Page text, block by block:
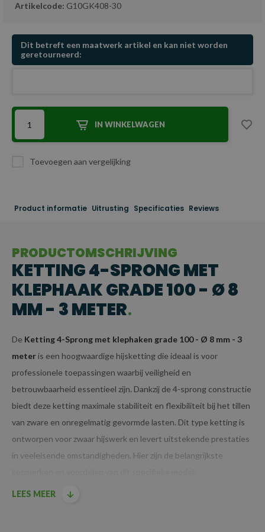
Artikelcode: G10GK408-30
Dit betreft een maatwerk artikel en kan niet worden
geretourneerd:
IN WINKELWAGEN
Toevoegen aan vergelijking
Product informatie Uitrusting Specificaties Reviews
PRODUCTOMSCHRIJVING
KETTING 4-SPRONG MET
KLEPHAAK GRADE 100 - Ø 8
MM - 3 METER
De Ketting 4-Sprong met klephaken grade 100 - Ø 8 mm - 3
meteris een hoogwaardige hijsketting die ideaal is voor
professionele toepassingen waarbij veiligheid en
betrouwbaarheid essentieel zijn. Dankzij de 4-sprong constructie
biedt deze ketting maximale stabiliteit en flexibiliteit bij het tillen
van zware en onregelmatig gevormde lasten. Dit type ketting is
ontworpen voor zwaar hijswerk en levert uitstekende prestaties
in veeleisende omstandigheden. Hier zijn de belangrijkste
KENMERKEN VAN KETTING 4-SPRONG MET
LEES MEER